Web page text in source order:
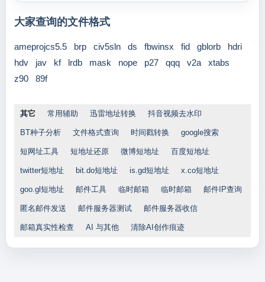
大家查询的文件格式
ameprojcs5.5 brp civ5sln ds fbwinsx fid gblorb
hdri
hdv
jav kf lrdb mask nope p27 qqq v2a
xtabs
z90
89f
其它 常用辅助 迅雷地址转换 抖音视频去水印
BT种子分析 文件格式查询 时间戳转换 google搜索
短网址工具 短地址还原 微博短地址 百度短地址
twitter短地址 bit.do短地址 is.gd短地址 x.co短地址
goo.gl短地址 邮件工具 临时邮箱 临时邮箱 邮件IP查询
匿名邮件发送 邮件服务器测试 邮件服务器收信
邮箱真实性检查 AI 与其他 清除AI创作痕迹